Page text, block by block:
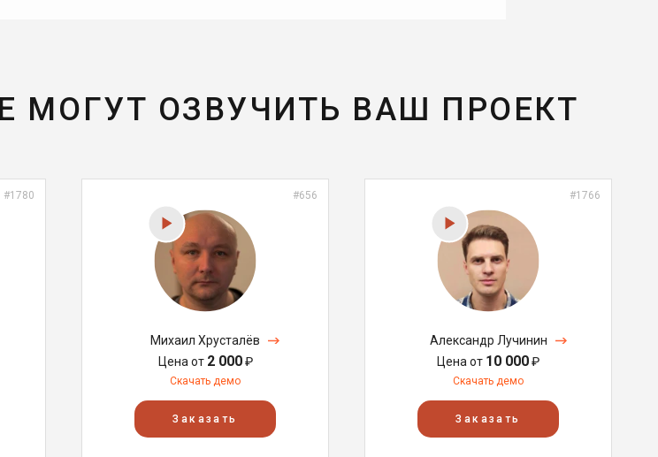
МОГУТ ОЗВУЧИТЬ ВАШ ПРОЕКТ
#1780 #656
Михаил Хрусталёв
Цена от 2 000₽
Скачать демо
Заказать
#1766
Александр Лучинин
Цена от 10 000₽
Скачать демо
Заказать